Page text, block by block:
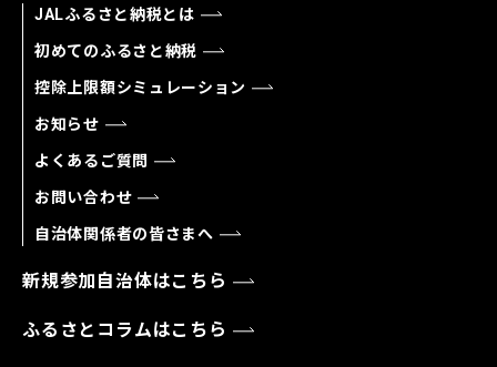
JALふるさと納税とは
初めてのふるさと納税
控除上限額シミュレーション
お知らせ
よくあるご質問
お問い合わせ
自治体関係者の皆さまへ
新規参加自治体はこちら
ふるさとコラムはこちら